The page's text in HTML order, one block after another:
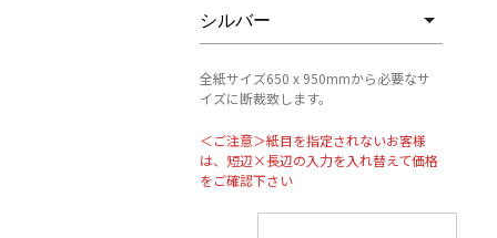
全紙サイズ650 x 950mmから必要なサ
イズに断裁致します。
＜ご注意＞紙目を指定されないお客様
は、短辺×長辺の入力を入れ替えて価格
をご確認下さい